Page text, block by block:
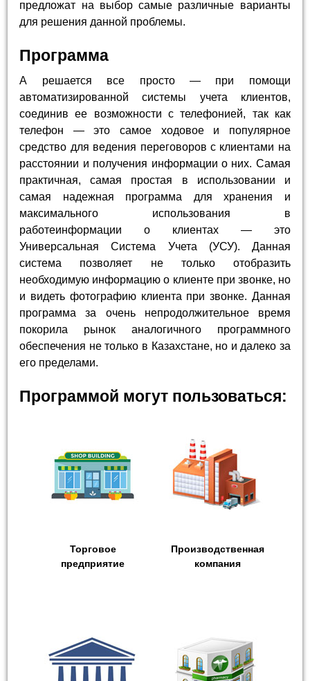
предложат на выбор самые различные варианты
для решения данной проблемы.
Программа
А решается все просто — при помощи
автоматизированной системы учета клиентов,
соединив ее возможности с телефонией, так как
телефон — это самое ходовое и популярное
средство для ведения переговоров с клиентами на
расстоянии и получения информации о них. Самая
практичная, самая простая в использовании и
самая надежная программа для хранения и
максимального использования в
работеинформации о клиентах — это
Универсальная Система Учета (УСУ). Данная
система позволяет не только отобразить
необходимую информацию о клиенте при звонке, но
и видеть фотографию клиента при звонке. Данная
программа за очень непродолжительное время
покорила рынок аналогичного программного
обеспечения не только в Казахстане, но и далеко за
его пределами.
Программой могут пользоваться:
Торговое
предприятие
Производственная
компания